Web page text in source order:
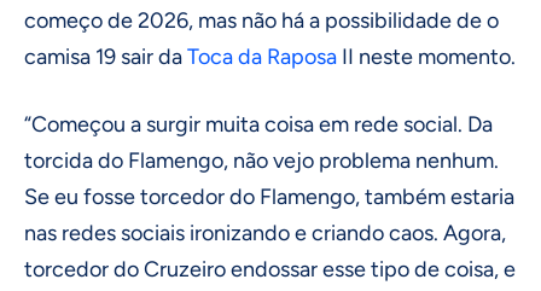
começo de 2026, mas não há a possibilidade de o
camisa 19 sair daToca da Raposa II neste momento.
“Começou a surgir muita coisa em rede social. Da
torcida do Flamengo, não vejo problema nenhum.
Se eu fosse torcedor do Flamengo, também estaria
nas redes sociais ironizando e criando caos. Agora,
torcedor do Cruzeiro endossar esse tipo de coisa, e